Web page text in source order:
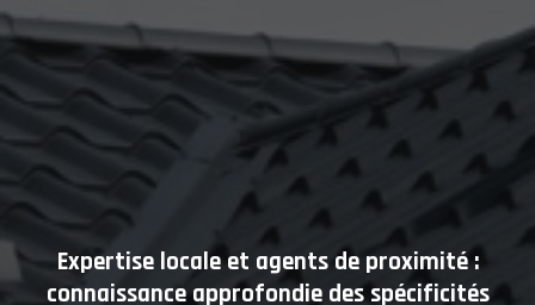
Expertise locale et agents de proximité :
connaissance approfondie des spécificités